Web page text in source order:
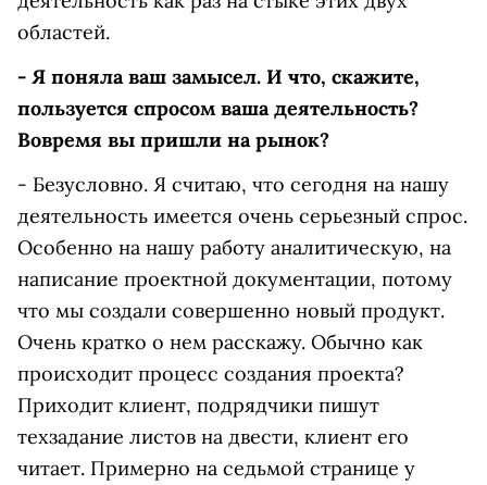
областей.
- Я поняла ваш замысел. И что, скажите,
пользуется спросом ваша деятельность?
Вовремя вы пришли на рынок?
- Безусловно. Я считаю, что сегодня на нашу
деятельность имеется очень серьезный спрос.
Особенно на нашу работу аналитическую, на
написание проектной документации, потому
что мы создали совершенно новый продукт.
Очень кратко о нем расскажу. Обычно как
происходит процесс создания проекта?
Приходит клиент, подрядчики пишут
техзадание листов на двести, клиент его
читает. Примерно на седьмой странице у